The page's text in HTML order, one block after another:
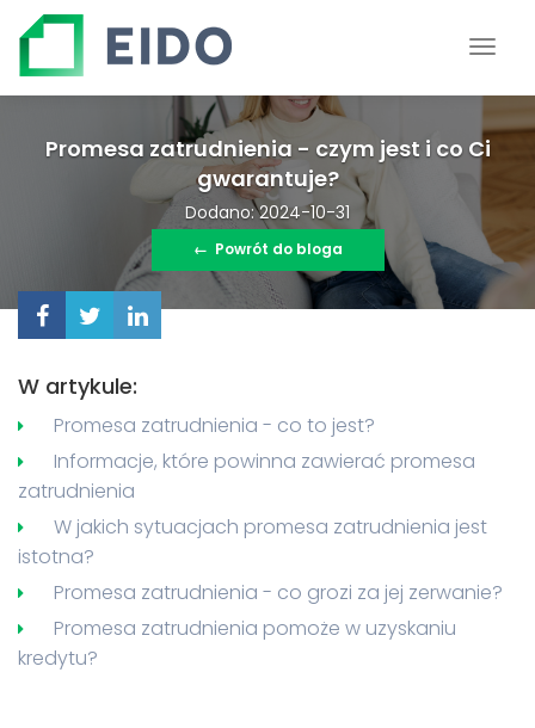
Promesa zatrudnienia - czym jest i co Ci
gwarantuje?
Dodano: 2024-10-31
← Powrót do bloga
W artykule:
Promesa zatrudnienia - co to jest?
Informacje, które powinna zawierać promesa
zatrudnienia
W jakich sytuacjach promesa zatrudnienia jest
istotna?
Promesa zatrudnienia - co grozi za jej zerwanie?
Promesa zatrudnienia pomoże w uzyskaniu
kredytu?